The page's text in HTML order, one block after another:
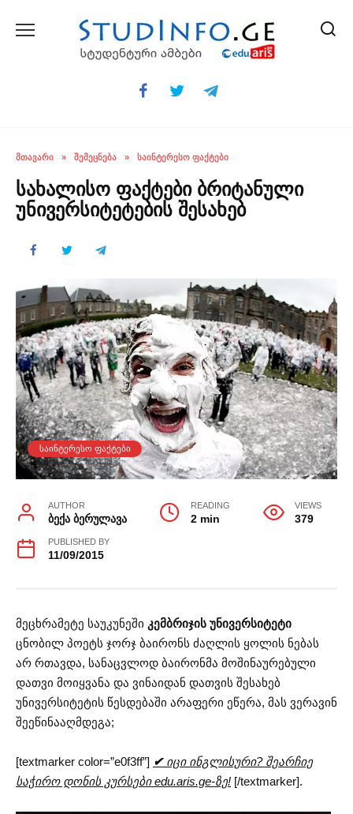
ᲛᲗᲐᲕᲐᲠᲘ » ᲨᲔᲛᲔᲪᲜᲔᲑᲐ » ᲡᲐᲘᲜᲢᲔᲠᲔᲡᲝ ᲤᲐᲥᲢᲔᲑᲘ
სახალისო ფაქტები ბრიტანული
უნივერსიტეტების შესახებ
ᲡᲐᲘᲜᲢᲔᲠᲔᲡᲝ ᲤᲐᲥᲢᲔᲑᲘ
AUTHOR
ბექა ბერულავა
READING
2 min
VIEWS
379
PUBLISHED BY
11/09/2015
მეცხრამეტე საუკუნეში კემბრიჯის უნივერსიტეტი
ცნობილ პოეტს ჯორჯ ბაირონს ძაღლის ყოლის ნებას
არ რთავდა, სანაცვლოდ ბაირონმა მოშინაურებული
დათვი მოიყვანა და ვინაიდან დათვის შესახებ
უნივერსიტეტის წესდებაში არაფერი ეწერა, მას ვერავინ
შეეწინააღმდეგა;
[textmarker color=”e0f3ff”] ✔იცი ინგლისური? შეარჩიე
საჭირო დონის კურსები edu.aris.ge-ზე! [/textmarker].